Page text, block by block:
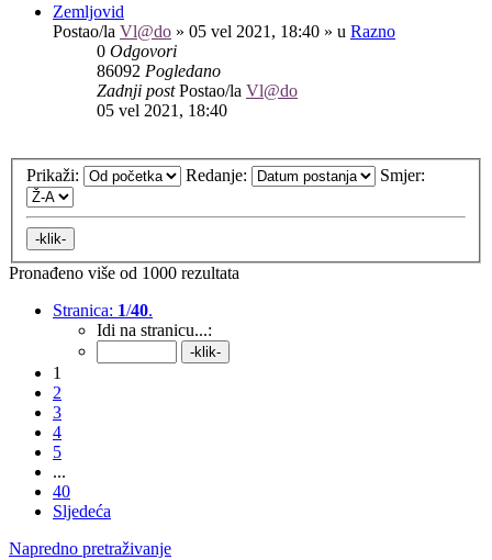
Zemljovid
Postao/la Vl@do » 05 vel 2021, 18:40 » u Razno
0 Odgovori
86092 Pogledano
Zadnji postPostao/la Vl@do
05 vel 2021, 18:40
Prikaži: Redanje: Smjer:
Pronađeno više od 1000 rezultata
Stranica: 1/40.
Idi na stranicu...:
1
2
3
4
5
...
40
Sljedeća
Napredno pretraživanje